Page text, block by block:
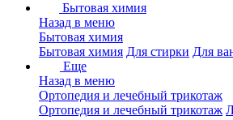
Бытовая химия
Назад в меню
Бытовая химия
Бытовая химия Для стирки Для
Еще
Назад в меню
Ортопедия и лечебный трикотаж
Ортопедия и лечебный трикотаж